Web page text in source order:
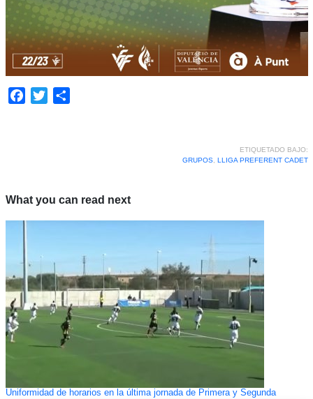
Facebook
Twitter
ETIQUETADO BAJO:
GRUPOS, LLIGA PREFERENT CADET
What you can read next
Uniformidad de horarios en la última jornada de Primera y Segunda